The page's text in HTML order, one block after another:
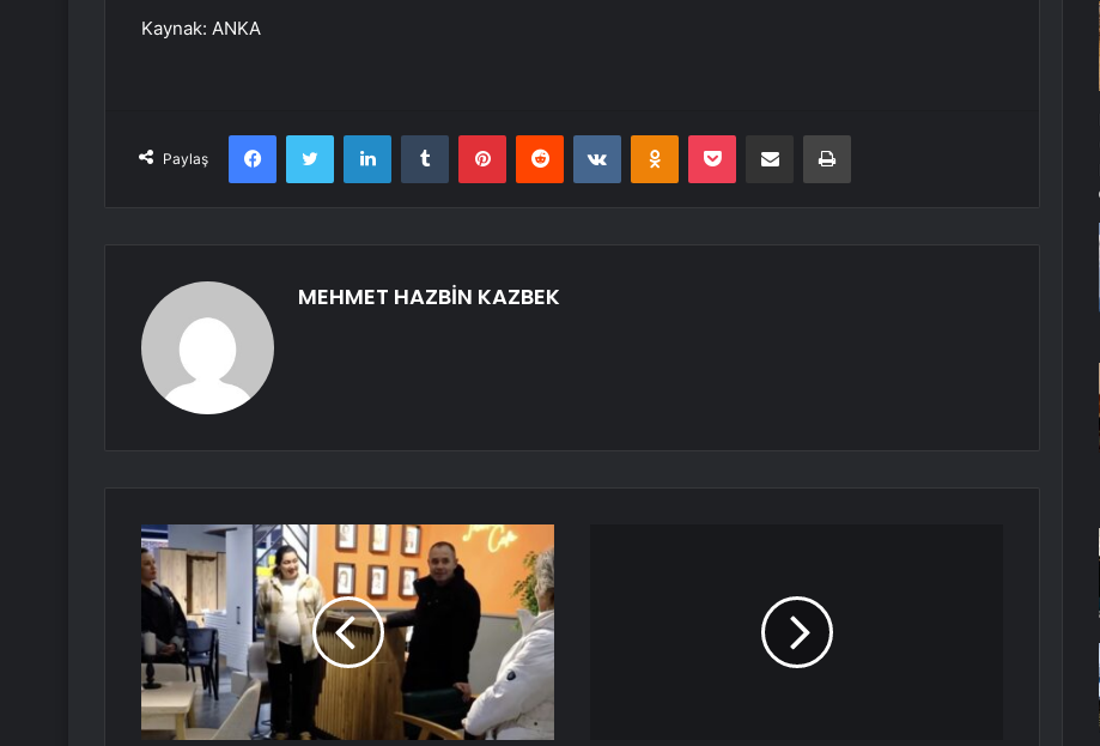
Kaynak: ANKA
Paylaş
FacebookTwitter LinkedInTumblr PinterestReddit VKontakteOdnoklassniki
Pocket E-Posta ile paylaş Yazdır
MEHMET HAZBİN KAZBEK